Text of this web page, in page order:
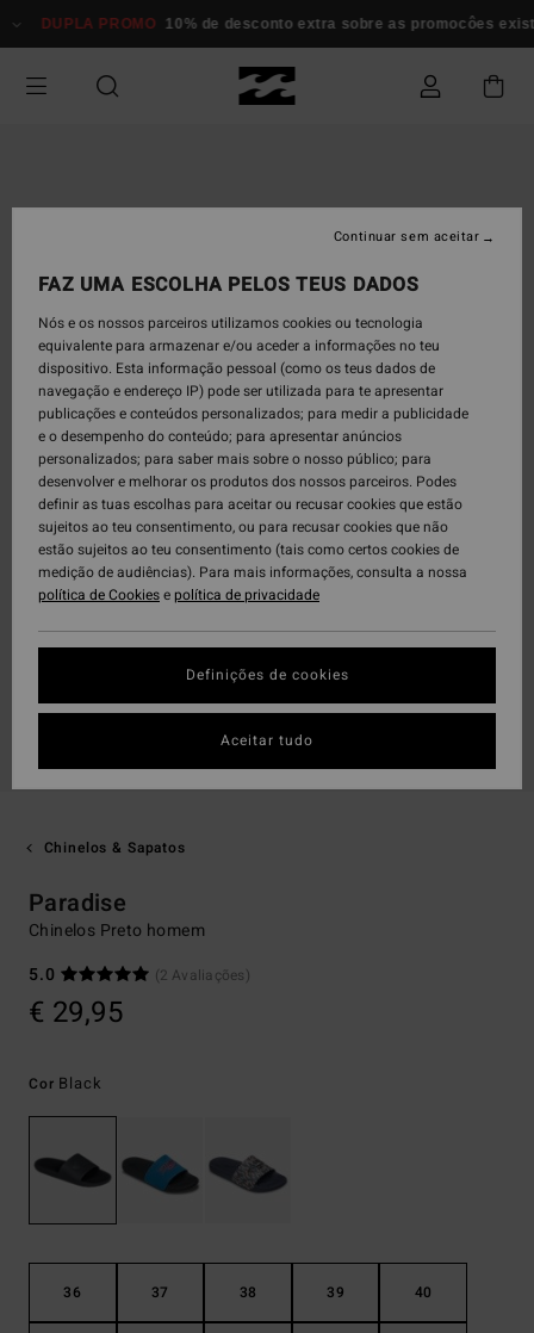
para
informação
DUPLA PROMO 10% de desconto extra sobre as promocôes
Chinelos & Sapatos
Paradise
Chinelos Preto homem
5.0
(2 Avaliações)
€ 29,95
Cor Black
36 37 38 39 40
FAZ UMA ESCOLHA PELOS TEUS DADOS
Nós e os nossos parceiros utilizamos cookies ou tecnologia
equivalente para armazenar e/ou aceder a informações no teu
dispositivo. Esta informação pessoal (como os teus dados de
navegação e endereço IP) pode ser utilizada para te apresentar
publicações e conteúdos personalizados; para medir a publicidade
e o desempenho do conteúdo; para apresentar anúncios
personalizados; para saber mais sobre o nosso público; para
desenvolver e melhorar os produtos dos nossos parceiros. Podes
definir as tuas escolhas para aceitar ou recusar cookies que estão
sujeitos ao teu consentimento, ou para recusar cookies que não
estão sujeitos ao teu consentimento (tais como certos cookies de
medição de audiências). Para mais informações, consulta a nossa
política de Cookiesepolítica de privacidade
Definições de cookies
Continuar sem aceitar
Aceitar tudo